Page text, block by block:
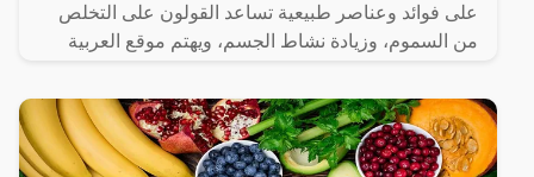
على فوائد وعناصر طبيعية تساعد القولون على التخلص
من السموم، وزيادة نشاط الجسم، ويهتم موقع العربية